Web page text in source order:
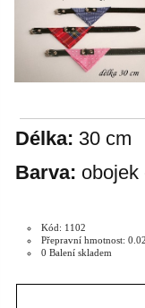
Délka: 30 cm
Barva: obojek
Kód: 1102
Přepravní hmotnost:
0 Balení skladem